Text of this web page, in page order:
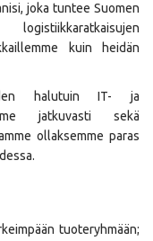
joka tuntee Suomen
kuin heidän
halutuin IT- ja
jatkuvasti sekä
ollaksemme paras
tuoteryhmään;